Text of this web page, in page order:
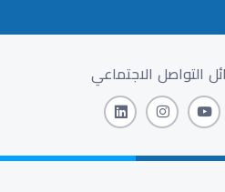
التواصل الاجتماعي